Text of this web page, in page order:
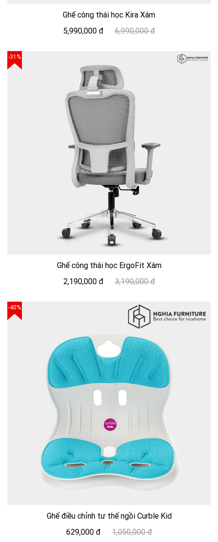
Ghế công thái học Kira Xám
5,990,000 đ
6,990,000 đ
-31%
Ghế công thái học ErgoFit Xám
2,190,000 đ
3,190,000 đ
-40%
Ghế điều chỉnh tư thế ngồi Curble Kid
629,000 đ
1,050,000 đ